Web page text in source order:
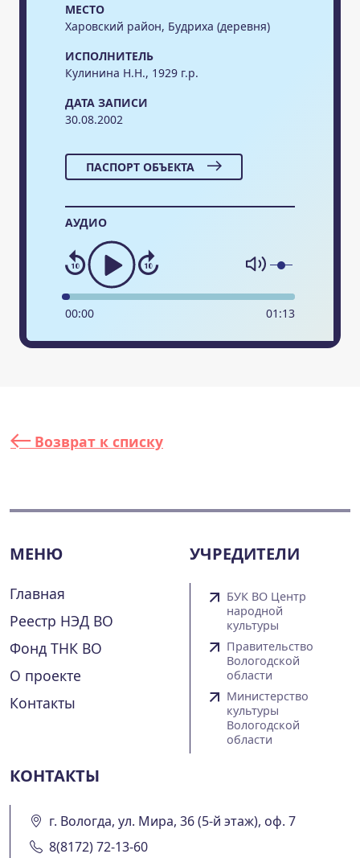
МЕСТО
Харовский район, Будриха (деревня)
ИСПОЛНИТЕЛЬ
Кулинина Н.Н., 1929 г.р.
ДАТА ЗАПИСИ
30.08.2002
ПАСПОРТ ОБЪЕКТА
АУДИО
00:00 01 :13
Возврат к списку
МЕНЮ
Главная
Реестр НЭД ВО
Фонд ТНК ВО
О проекте
Контакты
УЧРЕДИТЕЛИ
БУК ВО Центр
народной
культуры
Правительство
Вологодской
области
Министерство
культуры
Вологодской
области
КОНТАКТЫ
г. Вологда, ул. Мира, 36 (5-й этаж), оф. 7
8(8172) 72-13-60